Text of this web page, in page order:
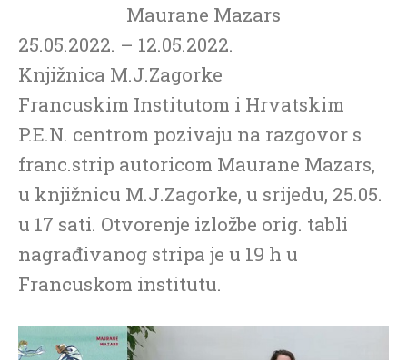
Maurane Mazars
25.05.2022. – 12.05.2022.
Knjižnica M.J.Zagorke
Francuskim Institutom i Hrvatskim
P.E.N. centrom pozivaju na razgovor s
franc.strip autoricom Maurane Mazars,
u knjižnicu M.J.Zagorke, u srijedu, 25.05.
u 17 sati. Otvorenje izložbe orig. tabli
nagrađivanog stripa je u 19 h u
Francuskom institutu.